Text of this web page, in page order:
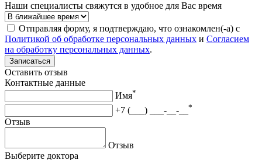
Наши специалисты свяжутся в удобное для Вас время
Отправляя форму, я подтверждаю, что ознакомлен(-а) с
Политикой об обработке персональных данных и Согласием
на обработку персональных данных.
Записаться
Оставить отзыв
Контактные данные
Имя*
+7 (___) ___-__-__ *
Отзыв
Отзыв
Выберите доктора